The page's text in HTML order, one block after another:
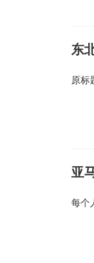
东
原标
亚
每个